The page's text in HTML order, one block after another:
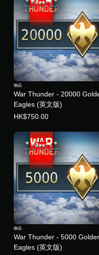
韓
文
版
)
War Thunder - 20000
Eagles (英文版)
物品
HK$750.00
War Thunder - 5000
Eagles (英文版)
物品